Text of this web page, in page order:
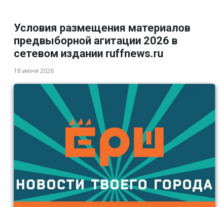
Условия размещения материалов
предвыборной агитации 2026 в
сетевом издании ruffnews.ru
18 июня 2026